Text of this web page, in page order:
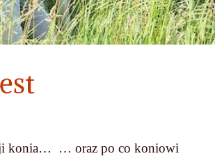
konia… … oraz po co koniowi